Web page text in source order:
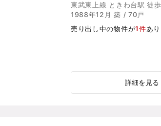
東武東上線 ときわ台駅 徒
1988年12月 築 / 70戸
売り出し中の物件が1件あ
詳細を見る